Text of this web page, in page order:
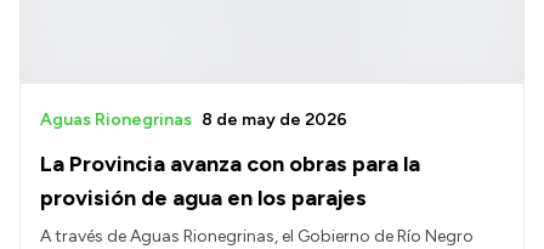
La Provincia avanza con obras para la
provisión de agua en los parajes
Aguas Rionegrinas 8 de may de 2026
A través de Aguas Rionegrinas, el Gobierno de Río Negro